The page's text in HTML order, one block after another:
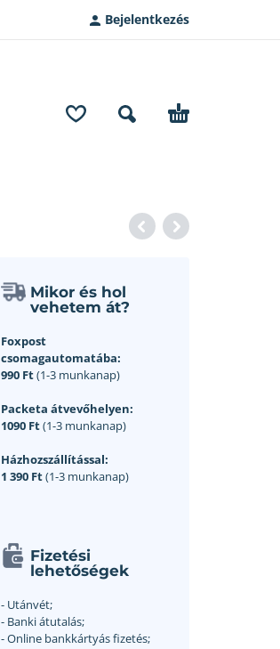
Bejelentkezés
Mikor és hol
vehetem át?
Foxpost
csomagautomatába:
990 Ft(1-3 munkanap)
Packeta átvevőhelyen:
1090 Ft(1-3 munkanap)
Házhozszállítással:
1 390 Ft(1-3 munkanap)
Fizetési
lehetőségek
- Utánvét;
- Banki átutalás;
- Online bankkártyás fizetés;